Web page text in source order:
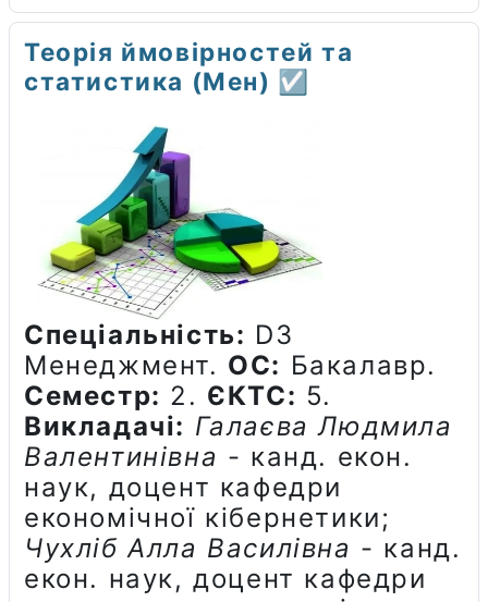
Теорія ймовірностей та
статистика (Мен) ☑️
Спеціальність: D3
Менеджмент. ОС: Бакалавр.
Семестр: 2. ЄКТС: 5.
Викладачі: Галаєва Людмила
Валентинівна - канд. екон.
наук, доцент кафедри
економічної кібернетики;
Чухліб Алла Василівна - канд.
екон. наук, доцент кафедри